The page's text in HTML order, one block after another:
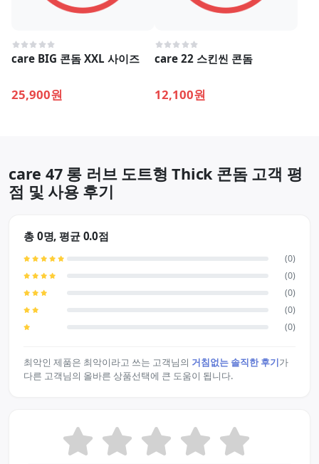
care BIG 콘돔 XXL 사이즈
25,900원
care 22 스킨씬 콘돔
12,100원
care 47 롱 러브 도트형 Thick 콘돔 고객 평
점 및 사용 후기
총 0명, 평균 0.0점
(0)
(0)
(0)
(0)
(0)
최악인 제품은 최악이라고 쓰는 고객님의 거침없는 솔직한 후기가
다른 고객님의 올바른 상품선택에 큰 도움이 됩니다.